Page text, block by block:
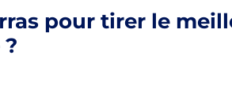
pour tirer le